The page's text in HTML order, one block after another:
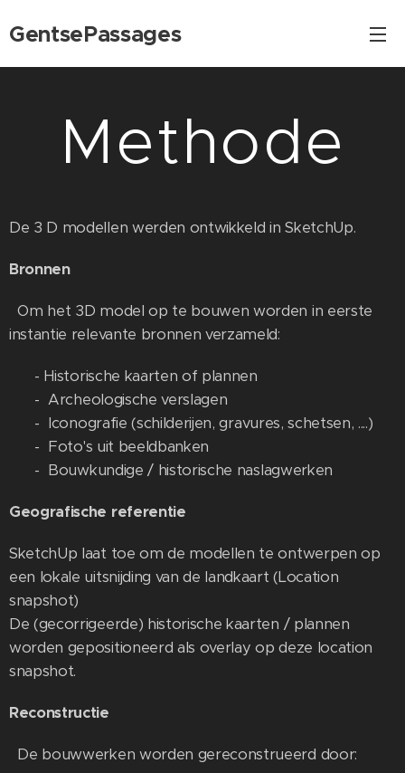
GentsePassages
Methode
De 3 D modellen werden ontwikkeld in SketchUp.
Bronnen
Om het 3D model op te bouwen worden in eerste
instantie relevante bronnen verzameld:
- Historische kaarten of plannen
- Archeologische verslagen
- Iconografie (schilderijen, gravures, schetsen, ....)
- Foto's uit beeldbanken
- Bouwkundige / historische naslagwerken
Geografische referentie
SketchUp laat toe om de modellen te ontwerpen op
een lokale uitsnijding van de landkaart (Location
snapshot)
De (gecorrigeerde) historische kaarten / plannen
worden gepositioneerd als overlay op deze location
snapshot.
Reconstructie
De bouwwerken worden gereconstrueerd door: